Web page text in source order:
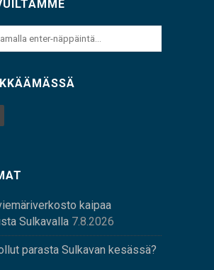
kaipaa
Sulkavalla 7.8.2026
parasta Sulkavan kesässä?